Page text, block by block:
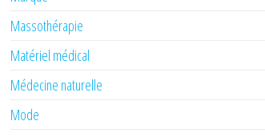
Massothérapie
Matériel médical
Médecine naturelle
Mode